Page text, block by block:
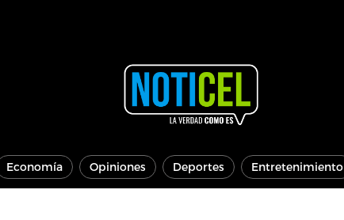
Economía Opiniones Deportes Entretenimiento